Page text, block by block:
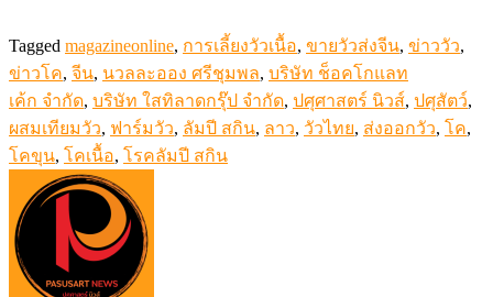
Tagged magazineonline, การเลี้ยงวัวเนื้อ, ขายวัวส่งจีน, ข่าววัว,
ข่าวโค, จีน, นวลละออง ศรีชุมพล, บริษัท ช็อคโกแลท
เค้ก จำกัด, บริษัท ใสทิลาดกรุ๊ป จำกัด, ปศุศาสตร์ นิวส์, ปศุสัตว์,
ผสมเทียมวัว, ฟาร์มวัว, ลัมปี สกิน, ลาว, วัวไทย, ส่งออกวัว, โค,
โคขุน, โคเนื้อ, โรคลัมปี สกิน